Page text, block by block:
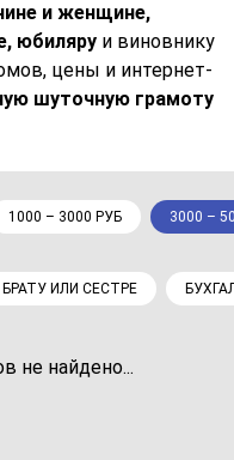
и женщине,
юбиляру и виновнику
цены и интернет-
шуточную грамоту
1000 – 3000 РУБ 3000 –
БРАТУ ИЛИ СЕСТРЕ
не найдено...